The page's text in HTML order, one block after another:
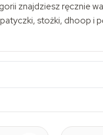
znajdziesz ręcznie
stożki, dhoop i